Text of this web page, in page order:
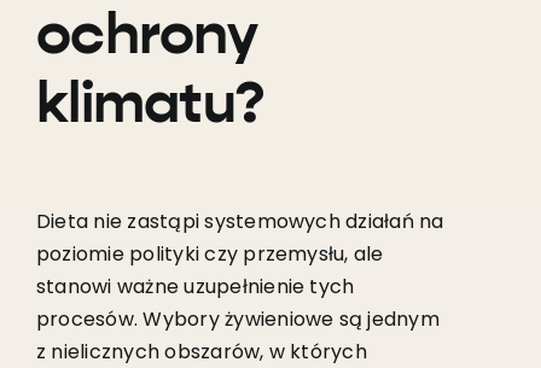
ochrony
klimatu?
Dieta nie zastąpi systemowych działań na
poziomie polityki czy przemysłu, ale
stanowi ważne uzupełnienie tych
procesów. Wybory żywieniowe są jednym
z nielicznych obszarów, w których